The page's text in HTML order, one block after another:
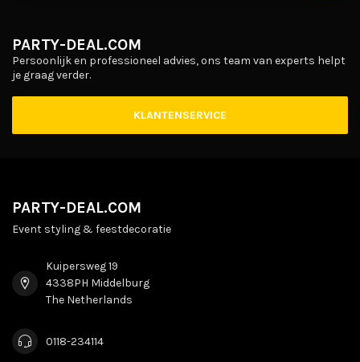
PARTY-DEAL.COM
Persoonlijk en professioneel advies, ons team van experts helpt
je graag verder.
KLANTENSERVICE
PARTY-DEAL.COM
Event styling & feestdecoratie
Kuipersweg 19
4338PH Middelburg
The Netherlands
0118-234114